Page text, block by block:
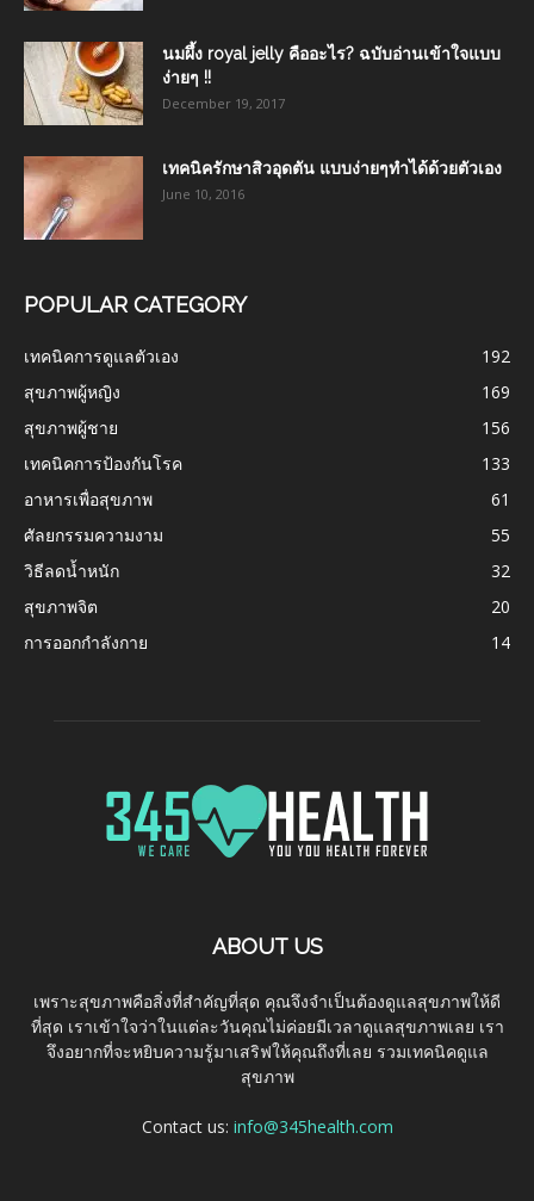
นมผึ้ง royal jelly คืออะไร? ฉบับอ่านเข้าใจแบบ
ง่ายๆ !!
December 19, 2017
เทคนิครักษาสิวอุดตัน แบบง่ายๆทำได้ด้วยตัวเอง
June 10, 2016
POPULAR CATEGORY
เทคนิคการดูแลตัวเอง
192
สุขภาพผู้หญิง
169
สุขภาพผู้ชาย
156
เทคนิคการป้องกันโรค
133
อาหารเพื่อสุขภาพ
61
ศัลยกรรมความงาม
55
วิธีลดน้ำหนัก
32
สุขภาพจิต
20
การออกกำลังกาย
14
ABOUT US
เพราะสุขภาพคือสิ่งที่สำคัญที่สุด คุณจึงจำเป็นต้องดูแลสุขภาพให้ดี
ที่สุด เราเข้าใจว่าในแต่ละวันคุณไม่ค่อยมีเวลาดูแลสุขภาพเลย เรา
จึงอยากที่จะหยิบความรู้มาเสริฟให้คุณถึงที่เลย รวมเทคนิคดูแล
สุขภาพ
Contact us: info@345health.com